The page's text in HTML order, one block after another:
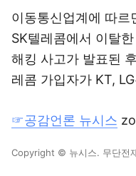
이동통신업계에 따르
SK텔레콤에서 이탈
해킹 사고가 발표된
레콤 가입자가 KT,
☞공감언론 뉴시스
Copyright © 뉴시스. 무단전